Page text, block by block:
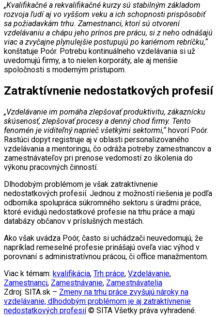
„Kvalifikačné a rekvalifikačné kurzy sú stabilným základom
rozvoja ľudí aj vo vyššom veku a ich schopnosti prispôsobiť
sa požiadavkám trhu. Zamestnanci, ktorí sú otvorení
vzdelávaniu a chápu jeho prínos pre prácu, si z neho odnášajú
viac a zvyčajne plynulejšie postupujú po kariérnom rebríčku,“
konštatuje Poór. Potrebu kontinuálneho vzdelávania si už
uvedomujú firmy, a to nielen korporáty, ale aj menšie
spoločnosti s moderným prístupom.
Zatraktívnenie nedostatkových profesií
„Vzdelávanie im pomáha zlepšovať produktivitu, zákaznícku
skúsenosť, zlepšovať procesy a denný chod firmy. Tento
fenomén je viditeľný naprieč všetkými sektormi,“ hovorí Poór.
Rastúci dopyt registruje aj v oblasti personalizovaného
vzdelávania a mentoringu, čo odráža potreby zamestnancov a
zamestnávateľov pri prenose vedomostí zo školenia do
výkonu pracovných činností.
Dlhodobým problémom je však zatraktívnenie
nedostatkových profesií. Jednou z možností riešenia je podľa
odborníka spolupráca súkromného sektoru s úradmi práce,
ktoré evidujú nedostatkové profesie na trhu práce a majú
databázy občanov v príslušných mestách.
Ako však uvádza Poór, často si uchádzači neuvedomujú, že
napríklad remeselné profesie prinášajú oveľa viac výhod v
porovnaní s administratívnou prácou, či office manažmentom.
Viac k témam: kvalifikácia, Trh práce, Vzdelávanie,
Zamestnanci, Zamestnávanie, Zamestnávatelia
Zdroj: SITA.sk – Zmeny na trhu práce zvyšujú nároky na
vzdelávanie, dlhodobým problémom je aj zatraktívnenie
nedostatkových profesií© SITA Všetky práva vyhradené.